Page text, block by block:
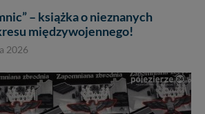
– książka o nieznanych
międzywojennego!
2026